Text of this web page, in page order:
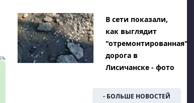
В сети показали,
как выглядит
"отремонтированная"
дорога в
Лисичанске - фото
- БОЛЬШЕ НОВОСТЕЙ